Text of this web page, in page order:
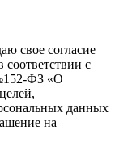
свое согласие
с
ФЗ «О
данных
на